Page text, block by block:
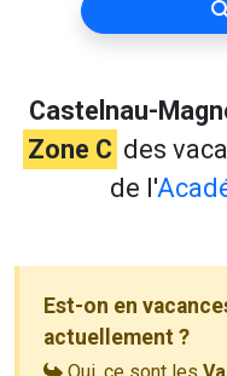
Castelnau-
Zone C des
de l'
Est-on en
actuellement ?